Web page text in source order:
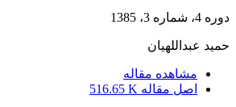
دوره 4، شماره 3، 1385
حمید عبداللهیان
مشاهده مقاله
اصل مقاله 516.65 K